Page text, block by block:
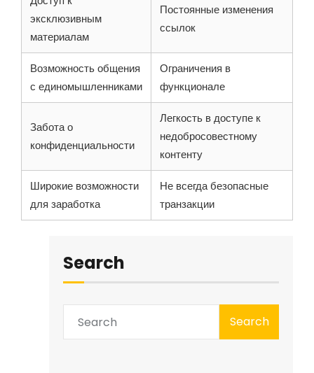
эксклюзивным
материалам
Постоянные изменения
ссылок
Возможность общения
с единомышленниками
Ограничения в
функционале
Забота о
конфиденциальности
Легкость в доступе к
недобросовестному
контенту
Широкие возможности
для заработка
Не всегда безопасные
транзакции
Search
Search